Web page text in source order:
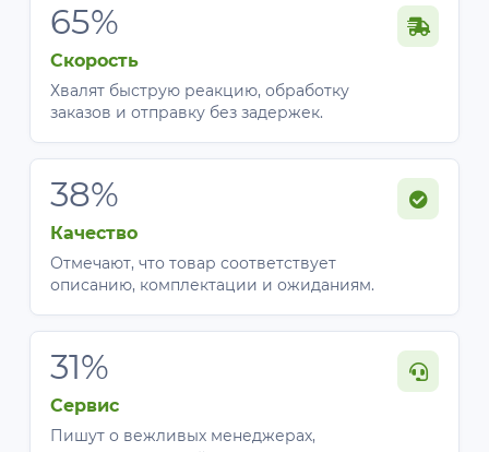
65%
Скорость
Хвалят быструю реакцию, обработку
заказов и отправку без задержек.
38%
Качество
Отмечают, что товар соответствует
описанию, комплектации и ожиданиям.
31%
Сервис
Пишут о вежливых менеджерах,